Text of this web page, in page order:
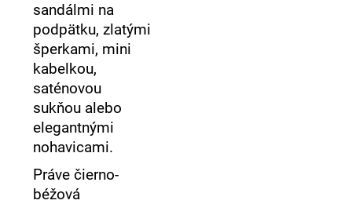
sandálmi na
podpätku, zlatými
šperkami, mini
kabelkou,
saténovou
sukňou alebo
elegantnými
nohavicami.
Práve čierno-
béžová